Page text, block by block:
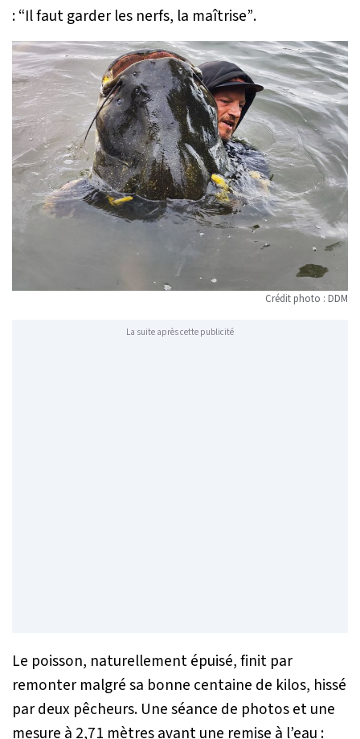
:“Il faut garder les nerfs, la maîtrise”.
Crédit photo : DDM
La suite après cette publicité
Le poisson, naturellement épuisé, finit par
remonter malgré sa bonne centaine de kilos, hissé
par deux pêcheurs. Une séance de photos et une
mesure à 2,71 mètres avant une remise à l’eau :